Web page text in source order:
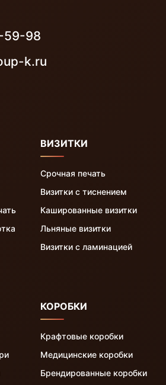
59-98
k.ru
ВИЗИТКИ
Срочная печать
Визитки с тиснением
Кашированные визитки
Льняные визитки
Визитки с ламинацией
КОРОБКИ
Крафтовые коробки
Медицинские коробки
Брендированные коробки